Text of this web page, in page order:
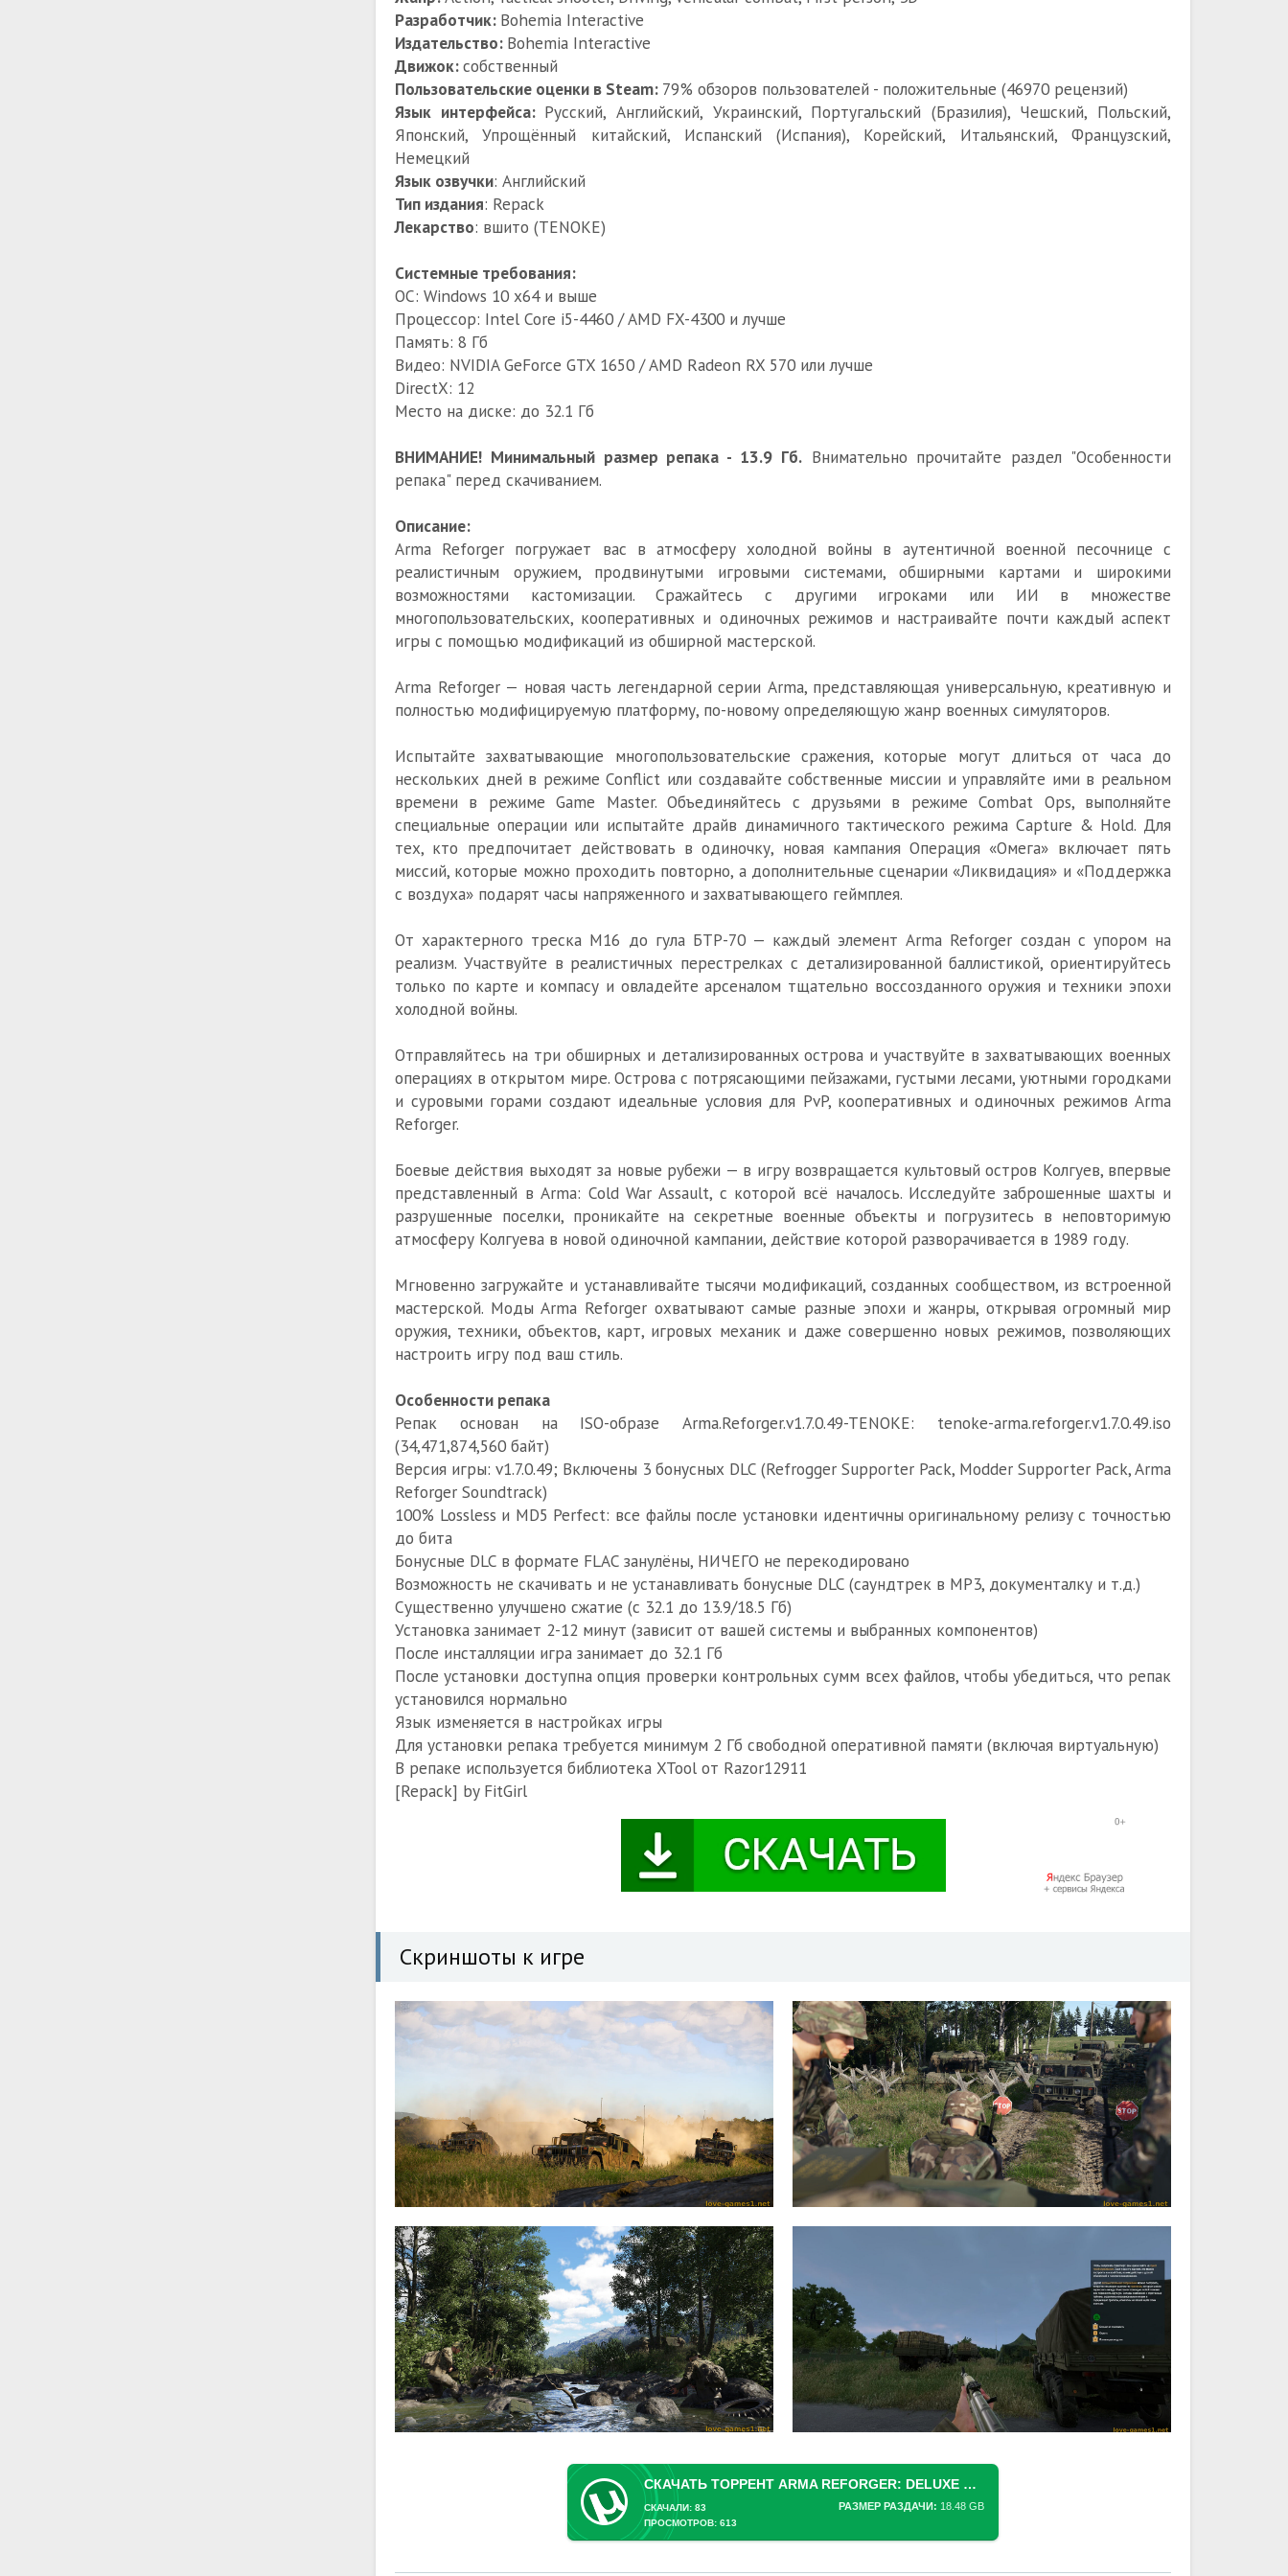
Разработчик: Bohemia Interactive
Издательство: Bohemia Interactive
Движок:собственный
Пользовательские оценки в Steam: 79% обзоров пользователей - положительные (46970 рецензий)
Язык интерфейса: Русский, Английский, Украинский, Португальский (Бразилия), Чешский, Польский,
Японский, Упрощённый китайский, Испанский (Испания), Корейский, Итальянский, Французский,
Немецкий
Язык озвучки: Английский
Тип издания: Repack
Лекарство: вшито (TENOKE)
Системные требования:
ОС: Windows 10 x64 и выше
Процессор: Intel Core i5-4460 / AMD FX-4300 и лучше
Память: 8 Гб
Видео: NVIDIA GeForce GTX 1650 / AMD Radeon RX 570 или лучше
DirectX: 12
Место на диске: до 32.1 Гб
ВНИМАНИЕ! Минимальный размер репака - 13.9 Гб.Внимательно прочитайте раздел "Особенности
репака" перед скачиванием.
Описание:
Arma Reforger погружает вас в атмосферу холодной войны в аутентичной военной песочнице с
реалистичным оружием, продвинутыми игровыми системами, обширными картами и широкими
возможностями кастомизации. Сражайтесь с другими игроками или ИИ в множестве
многопользовательских, кооперативных и одиночных режимов и настраивайте почти каждый аспект
игры с помощью модификаций из обширной мастерской.
Arma Reforger — новая часть легендарной серии Arma, представляющая универсальную, креативную и
полностью модифицируемую платформу, по-новому определяющую жанр военных симуляторов.
Испытайте захватывающие многопользовательские сражения, которые могут длиться от часа до
нескольких дней в режиме Conflict или создавайте собственные миссии и управляйте ими в реальном
времени в режиме Game Master. Объединяйтесь с друзьями в режиме Combat Ops, выполняйте
специальные операции или испытайте драйв динамичного тактического режима Capture & Hold. Для
тех, кто предпочитает действовать в одиночку, новая кампания Операция «Омега» включает пять
миссий, которые можно проходить повторно, а дополнительные сценарии «Ликвидация» и «Поддержка
с воздуха» подарят часы напряженного и захватывающего геймплея.
От характерного треска M16 до гула БТР-70 — каждый элемент Arma Reforger создан с упором на
реализм. Участвуйте в реалистичных перестрелках с детализированной баллистикой, ориентируйтесь
только по карте и компасу и овладейте арсеналом тщательно воссозданного оружия и техники эпохи
холодной войны.
Отправляйтесь на три обширных и детализированных острова и участвуйте в захватывающих военных
операциях в открытом мире. Острова с потрясающими пейзажами, густыми лесами, уютными городками
и суровыми горами создают идеальные условия для PvP, кооперативных и одиночных режимов Arma
Reforger.
Боевые действия выходят за новые рубежи — в игру возвращается культовый остров Колгуев, впервые
представленный в Arma: Cold War Assault, с которой всё началось. Исследуйте заброшенные шахты и
разрушенные поселки, проникайте на секретные военные объекты и погрузитесь в неповторимую
атмосферу Колгуева в новой одиночной кампании, действие которой разворачивается в 1989 году.
Мгновенно загружайте и устанавливайте тысячи модификаций, созданных сообществом, из встроенной
мастерской. Моды Arma Reforger охватывают самые разные эпохи и жанры, открывая огромный мир
оружия, техники, объектов, карт, игровых механик и даже совершенно новых режимов, позволяющих
настроить игру под ваш стиль.
Особенности репака
Репак основан на ISO-образе Arma.Reforger.v1.7.0.49-TENOKE: tenoke-arma.reforger.v1.7.0.49.iso
(34,471,874,560 байт)
Версия игры: v1.7.0.49; Включены 3 бонусных DLC (Refrogger Supporter Pack, Modder Supporter Pack, Arma
Reforger Soundtrack)
100% Lossless и MD5 Perfect: все файлы после установки идентичны оригинальному релизу с точностью
до бита
Бонусные DLC в формате FLAC занулёны, НИЧЕГО не перекодировано
Возможность не скачивать и не устанавливать бонусные DLC (саундтрек в MP3, документалку и т.д.)
Существенно улучшено сжатие (с 32.1 до 13.9/18.5 Гб)
Установка занимает 2-12 минут (зависит от вашей системы и выбранных компонентов)
После инсталляции игра занимает до 32.1 Гб
После установки доступна опция проверки контрольных сумм всех файлов, чтобы убедиться, что репак
установился нормально
Язык изменяется в настройках игры
Для установки репака требуется минимум 2 Гб свободной оперативной памяти (включая виртуальную)
В репаке используется библиотека XTool от Razor12911
[Repack] by FitGirl
Скриншоты к игре
СКАЧАТЬ ТОРРЕНТ ARMA REFORGER: DELUXE EDITION (2023) PC [REPACK] (V1.7.0.49 + 3 БОНУСНЫХ DLC)
РАЗМЕР РАЗДАЧИ: 18.48 GB
СКАЧАЛИ: 83
ПРОСМОТРОВ: 613